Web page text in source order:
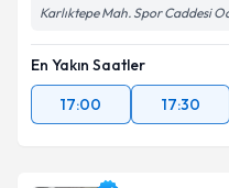
Karlıktepe Mah. Spor Caddesi
En Yakın Saatler
17:00
17:30